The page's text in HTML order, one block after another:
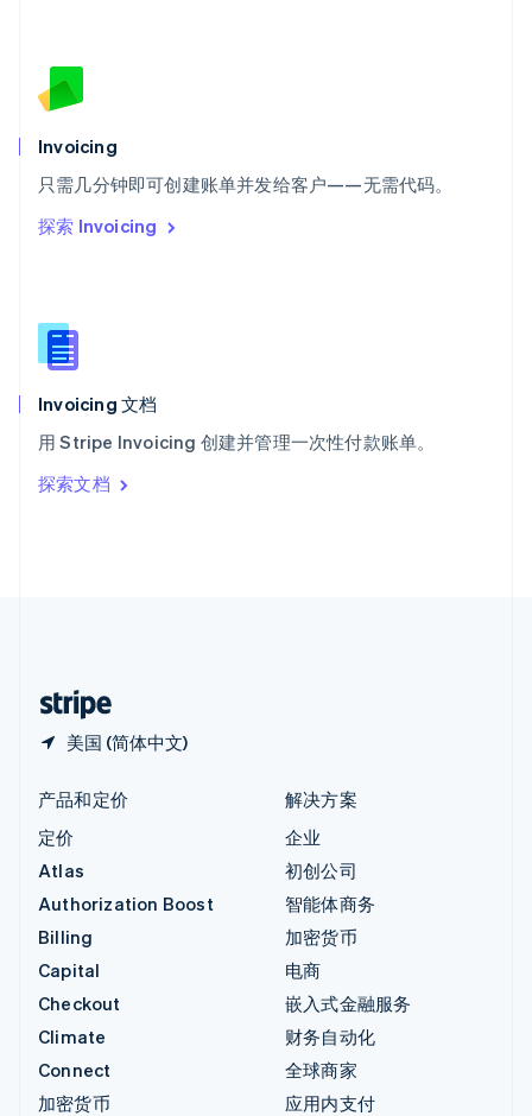
Invoicing
只需几分钟即可创建账单并发给客户——无需代码。
探索 Invoicing
Invoicing 文档
用 Stripe Invoicing 创建并管理一次性付款账单。
探索文档
美国 (简体中文)
English
ไทยEnglish
希腊
English
西班牙
新西兰
English
匈牙利
English
ItalianoEnglish
印度
English
产品和定价
定价
Atlas
Authorization Boost
Billing
Capital
Checkout
Climate
Connect
加密货币
解决方案
企业
初创公司
智能体商务
加密货币
电商
嵌入式金融服务
财务自动化
全球商家
应用内支付